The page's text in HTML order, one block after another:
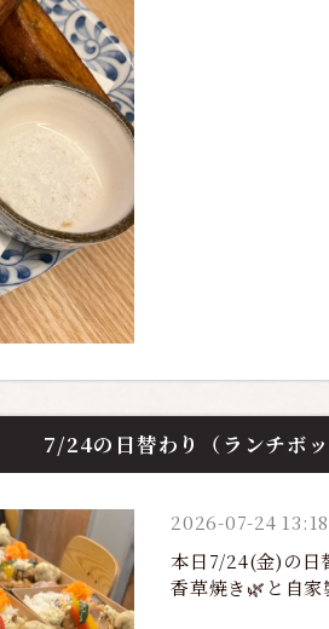
7/24の日替わり（ランチボッ
2026-07-24
本日7/24(金)の日
香草焼き🌿と自